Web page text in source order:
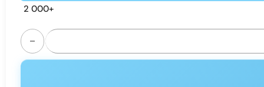
2 000+
ilość Bang King 15000 puffs disposable vape -